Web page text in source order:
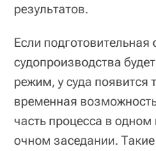
результатов.
Если подготовительная
судопроизводства
режим, у суда появится
временная
часть процесса в
очном заседании.